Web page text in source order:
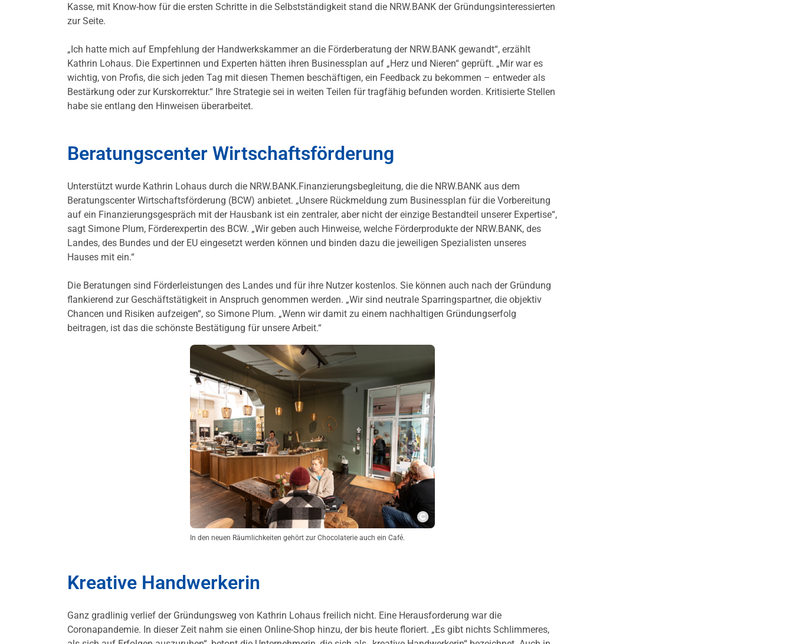
Kasse, mit Know-how für die ersten Schritte in die Selbstständigkeit stand die NRW.BANK der Gründungsinteressierten
zur Seite.
„Ich hatte mich auf Empfehlung der Handwerkskammer an die Förderberatung der NRW.BANK gewandt“, erzählt
Kathrin Lohaus. Die Expertinnen und Experten hätten ihren Businessplan auf „Herz und Nieren“ geprüft. „Mir war es
wichtig, von Profis, die sich jeden Tag mit diesen Themen beschäftigen, ein Feedback zu bekommen – entweder als
Bestärkung oder zur Kurskorrektur.“ Ihre Strategie sei in weiten Teilen für tragfähig befunden worden. Kritisierte Stellen
habe sie entlang den Hinweisen überarbeitet.
Beratungscenter Wirtschaftsförderung
Unterstützt wurde Kathrin Lohaus durch die NRW.BANK.Finanzierungsbegleitung, die die NRW.BANK aus dem
Beratungscenter Wirtschaftsförderung (BCW) anbietet. „Unsere Rückmeldung zum Businessplan für die Vorbereitung
auf ein Finanzierungsgespräch mit der Hausbank ist ein zentraler, aber nicht der einzige Bestandteil unserer Expertise“,
sagt Simone Plum, Förderexpertin des BCW. „Wir geben auch Hinweise, welche Förderprodukte der NRW.BANK, des
Landes, des Bundes und der EU eingesetzt werden können und binden dazu die jeweiligen Spezialisten unseres
Hauses mit ein.“
Die Beratungen sind Förderleistungen des Landes und für ihre Nutzer kostenlos. Sie können auch nach der Gründung
flankierend zur Geschäftstätigkeit in Anspruch genommen werden. „Wir sind neutrale Sparringspartner, die objektiv
Chancen und Risiken aufzeigen“, so Simone Plum. „Wenn wir damit zu einem nachhaltigen Gründungserfolg
beitragen, ist das die schönste Bestätigung für unsere Arbeit.“
Copyright
In den neuen Räumlichkeiten gehört zur Chocolaterie auch ein Café.
Kreative Handwerkerin
Ganz gradlinig verlief der Gründungsweg von Kathrin Lohaus freilich nicht. Eine Herausforderung war die
Coronapandemie. In dieser Zeit nahm sie einen Online-Shop hinzu, der bis heute floriert. „Es gibt nichts Schlimmeres,